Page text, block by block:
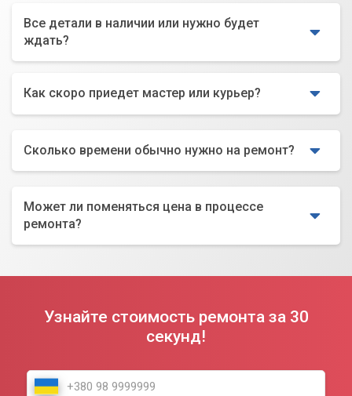
Все детали в наличии или нужно будет
ждать?
Как скоро приедет мастер или курьер?
Сколько времени обычно нужно на ремонт?
Может ли поменяться цена в процессе
ремонта?
Узнайте стоимость ремонта за 30
секунд!